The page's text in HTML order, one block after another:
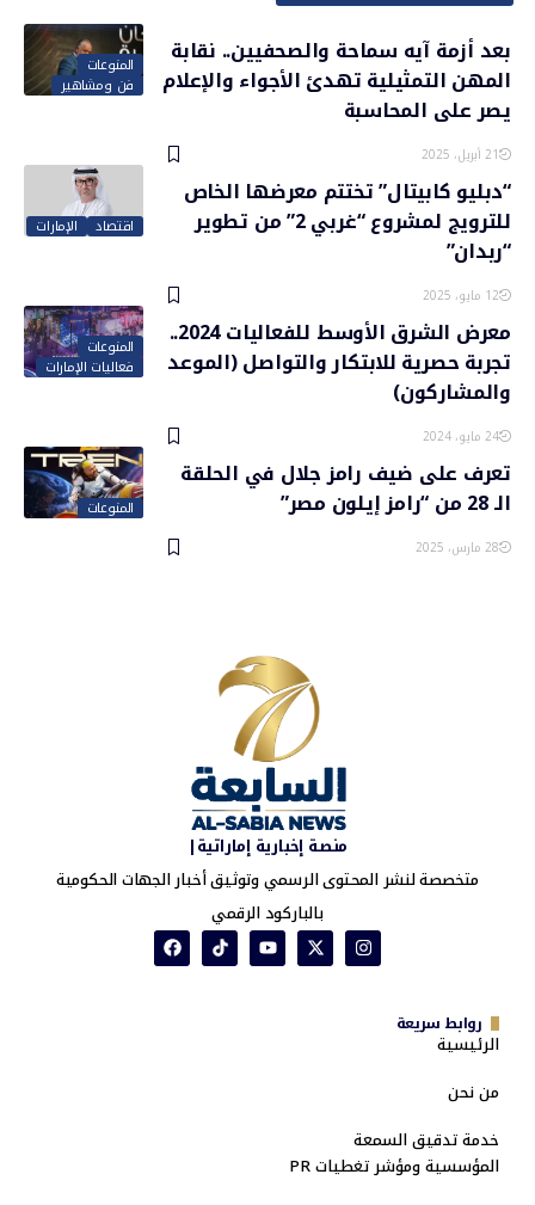
المنوعات
فن ومشاهير
بعد أزمة آيه سماحة والصحفيين.. نقابة
المهن التمثيلية تهدئ الأجواء والإعلام
يصر على المحاسبة
21 أبريل، 2025
اقتصاد الإمارات
“دبليو كابيتال” تختتم معرضها الخاص
للترويج لمشروع “غربي 2” من تطوير
“ربدان”
12 مايو، 2025
المنوعات
فعاليات الإمارات
معرض الشرق الأوسط للفعاليات 2024..
تجربة حصرية للابتكار والتواصل (الموعد
والمشاركون)
24 مايو، 2024
المنوعات
تعرف على ضيف رامز جلال في الحلقة
الـ 28 من “رامز إيلون مصر”
28 مارس، 2025
منصة إخبارية إماراتية|
متخصصة لنشر المحتوى الرسمي وتوثيق أخبار الجهات الحكومية
بالباركود الرقمي
روابط سريعة
الرئيسية
من نحن
خدمة تدقيق السمعة
المؤسسية ومؤشر تغطيات PR